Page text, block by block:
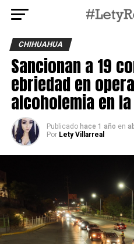
CHIHUAHUA
Sancionan a 19
ebriedad en
alcoholemia en
Publicado hace 1 año en
Por Lety Villarreal